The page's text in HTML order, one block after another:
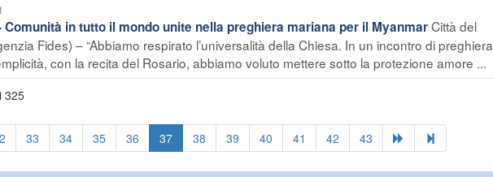
Comunità in tutto il mondo unite nella preghiera mariana per il MyanmarCittà del
Fides) – “Abbiamo respirato l’universalità della Chiesa. In un incontro di preghiera
con la recita del Rosario, abbiamo voluto mettere sotto la protezione amore ...
325
33 34 35 36 37 38 39 40 41 42 43